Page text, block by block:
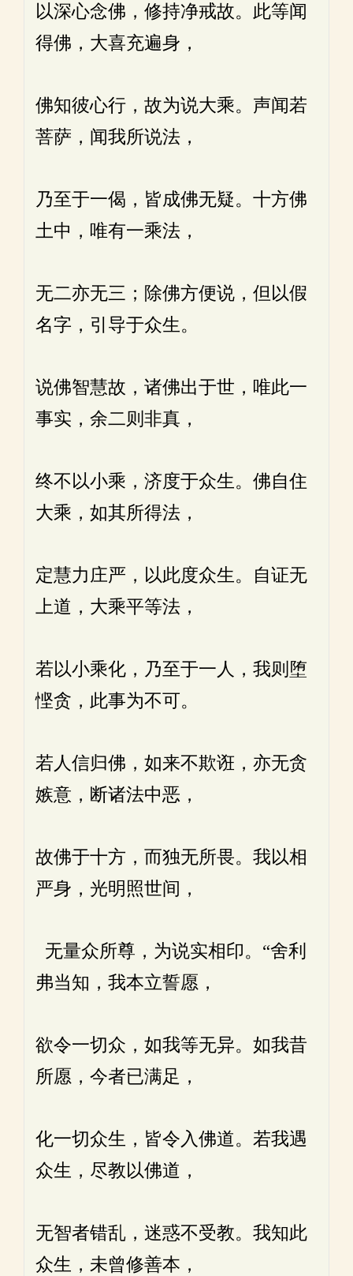
以深心念佛，修持净戒故。此等闻
得佛，大喜充遍身，
佛知彼心行，故为说大乘。声闻若
菩萨，闻我所说法，
乃至于一偈，皆成佛无疑。十方佛
土中，唯有一乘法，
无二亦无三；除佛方便说，但以假
名字，引导于众生。
说佛智慧故，诸佛出于世，唯此一
事实，余二则非真，
终不以小乘，济度于众生。佛自住
大乘，如其所得法，
定慧力庄严，以此度众生。自证无
上道，大乘平等法，
若以小乘化，乃至于一人，我则堕
悭贪，此事为不可。
若人信归佛，如来不欺诳，亦无贪
嫉意，断诸法中恶，
故佛于十方，而独无所畏。我以相
严身，光明照世间，
无量众所尊，为说实相印。“舍利
弗当知，我本立誓愿，
欲令一切众，如我等无异。如我昔
所愿，今者已满足，
化一切众生，皆令入佛道。若我遇
众生，尽教以佛道，
无智者错乱，迷惑不受教。我知此
众生，未曾修善本，